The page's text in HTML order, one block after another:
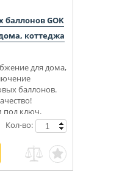
баллонов GOK
коттеджа
для дома,
баллонов.
под ключ.
монтаж.
Кол-во: